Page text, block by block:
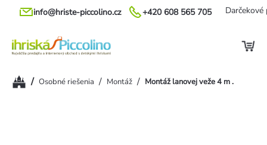
Prejsť
+420 608 565 705
info@hriste-piccolino.cz Darčekové
Domov
/ Osobné riešenia / Montáž / Montáž lanovej veže 4 m .